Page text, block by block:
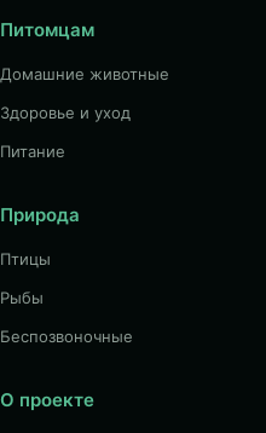
Питомцам
Домашние животные
Здоровье и уход
Питание
Природа
Птицы
Рыбы
Беспозвоночные
О проекте